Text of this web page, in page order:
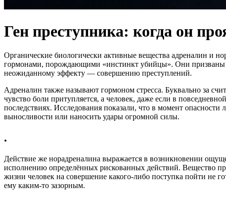
Ген преступника: когда он
Органические биологически активные вещества адреналин и
гормонами, порождающими «инстинкт убийцы». Они призваны
неожиданному эффекту — совершению преступлений.
Адреналин также называют гормоном стресса. Буквально за
чувство боли притупляется, а человек, даже если в
последствиях. Исследования показали, что в момент опасности
выносливости или наносить удары огромной силы.
.
Действие же норадреналина выражается в возникновении
исполнению определённых рискованных действий. Вещество
жизни человек на совершение какого-либо поступка пойти не
ему каким-то зазорным.